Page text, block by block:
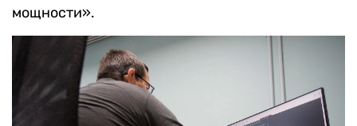
мощности».